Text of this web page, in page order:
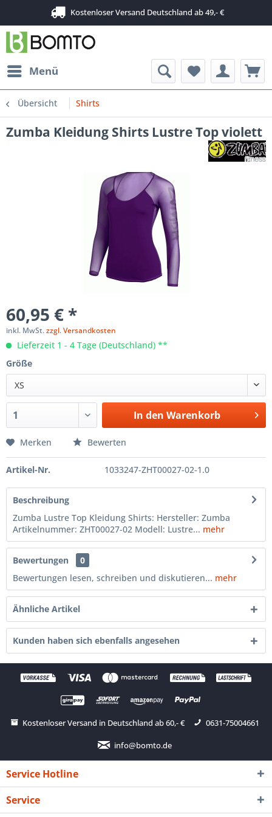
Kostenloser Versand Deutschland ab 49,- €
Menü
Übersicht Shirts
Zumba Kleidung Shirts Lustre Top violett
60,95 € *
inkl. MwSt.zzgl. Versandkosten
Lieferzeit 1 - 4 Tage (Deutschland) **
Größe
XS
In den Warenkorb
Merken Bewerten
Artikel-Nr. 1033247-ZHT00027-02-1.0
Beschreibung
Zumba Lustre Top Kleidung Shirts: Hersteller: Zumba
Artikelnummer: ZHT00027-02 Modell: Lustre... mehr
Bewertungen
0
Bewertungen lesen, schreiben und diskutieren... mehr
Ähnliche Artikel
Kunden haben sich ebenfalls angesehen
Kostenloser Versand in Deutschland ab 60,- € 0631-75004661
info@bomto.de
Service Hotline
Service